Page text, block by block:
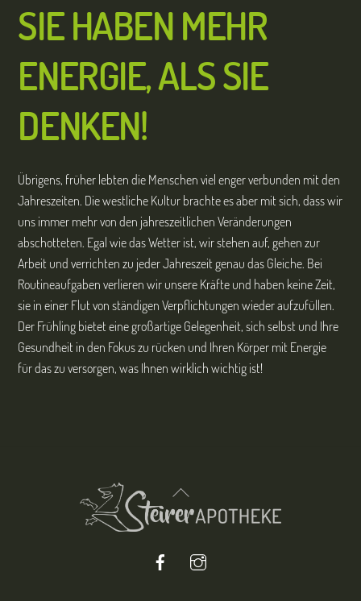
SIE HABEN MEHR
ENERGIE, ALS SIE
DENKEN!
Übrigens, früher lebten die Menschen viel enger verbunden mit den
Jahreszeiten. Die westliche Kultur brachte es aber mit sich, dass wir
uns immer mehr von den jahreszeitlichen Veränderungen
abschotteten. Egal wie das Wetter ist, wir stehen auf, gehen zur
Arbeit und verrichten zu jeder Jahreszeit genau das Gleiche. Bei
Routineaufgaben verlieren wir unsere Kräfte und haben keine Zeit,
sie in einer Flut von ständigen Verpflichtungen wieder aufzufüllen.
Der Frühling bietet eine großartige Gelegenheit, sich selbst und Ihre
Gesundheit in den Fokus zu rücken und Ihren Körper mit Energie
für das zu versorgen, was Ihnen wirklich wichtig ist!
Back
To
Facebook